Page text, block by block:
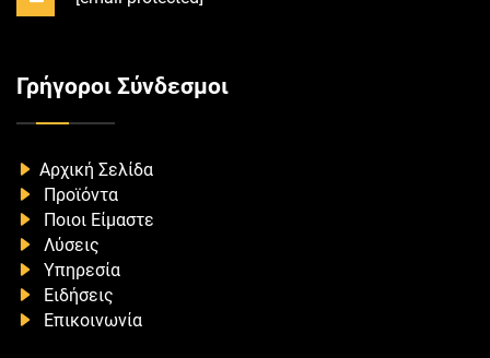
Γρήγοροι Σύνδεσμοι
Αρχική Σελίδα
Προϊόντα
Ποιοι Είμαστε
Λύσεις
Υπηρεσία
Ειδήσεις
Επικοινωνία